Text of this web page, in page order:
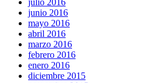
junio 2016
mayo 2016
abril 2016
marzo 2016
febrero 2016
enero 2016
diciembre 2015